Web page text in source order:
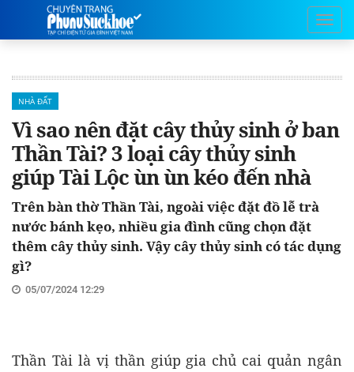
NHÀ ĐẤT
Vì sao nên đặt cây thủy sinh ở ban
Thần Tài? 3 loại cây thủy sinh
giúp Tài Lộc ùn ùn kéo đến nhà
Trên bàn thờ Thần Tài, ngoài việc đặt đồ lễ trà
nước bánh kẹo, nhiều gia đình cũng chọn đặt
thêm cây thủy sinh. Vậy cây thủy sinh có tác dụng
gì?
05/07/2024 12:29
Thần Tài là vị thần giúp gia chủ cai quản ngân